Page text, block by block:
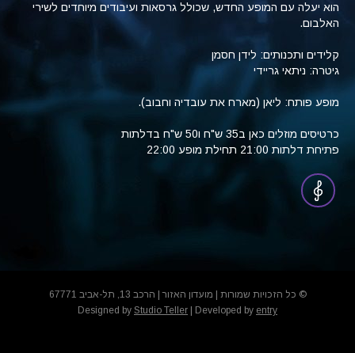
הוא יעלה עם המופע החדש, שכולל גרסאות ועיבודים מיוחדים לשירי
האלבום.
קלידים ותכנותים: לידן חסמן
גיטרה: ניתאי גריידי
מופע פותח: ליאן (מארח את עובדיה וחבוב).
כרטיסים מוזלים כאן ב35 ש"ח ו50 ש"ח בדלתות
פתיחת דלתות 21:00 תחילת מופע 22:00
© כל הזכויות שמורות | מועדון האזור | הרכב 13, תל-אביב 67771
Designed by Studio Teller | Developed by entry